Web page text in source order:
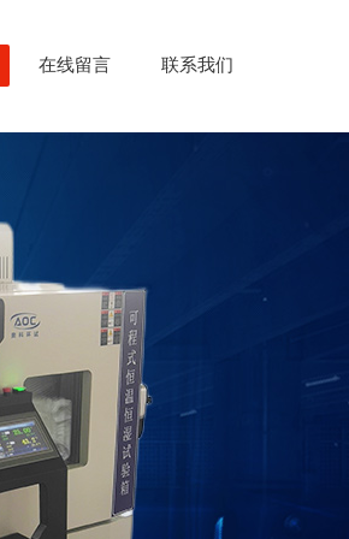
在线留言 联系我们